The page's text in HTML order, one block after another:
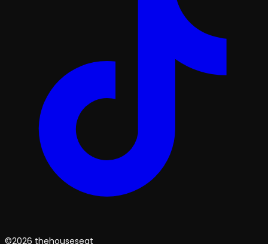
©2026 thehouseseat